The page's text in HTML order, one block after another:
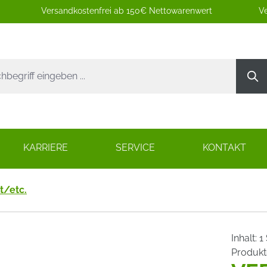
Versandkostenfrei ab 150€ Nettowarenwert
KARRIERE SERVICE KONTAKT
etc.
Inhalt: 1